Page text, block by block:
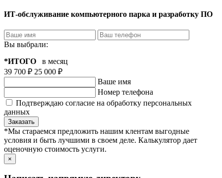
ИТ-обслуживание компьютерного парка и разработку ПО
Вы выбрали:
*ИТОГО в месяц
39 700 ₽ 25 000 ₽
Ваше имя
Номер телефона
Подтверждаю согласие на обработку персональных
данных
Заказать
*Мы стараемся предложить нашим клентам выгодные
условия и быть лучшими в своем деле. Калькулятор дает
оценочную стоимость услуги.
×